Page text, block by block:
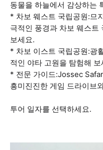
동물을 하늘에서 감상하는
* 차보 웨스트 국립공원:므
극적인 풍경과 차보 웨스트
보세요.
* 차보 이스트 국립공원:광
적인 야타 고원을 탐험해 보
* 전문 가이드:Jossec
흥미진진한 게임 드라이브
투어 일자를 선택하세요.